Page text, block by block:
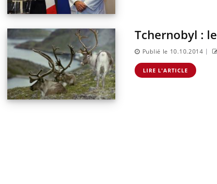
Tchernobyl :
Publié le 10.10.2014 |
LIRE L'ARTICLE